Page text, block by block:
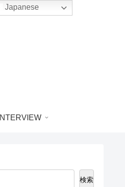
INTERVIEW
検索
Japanese